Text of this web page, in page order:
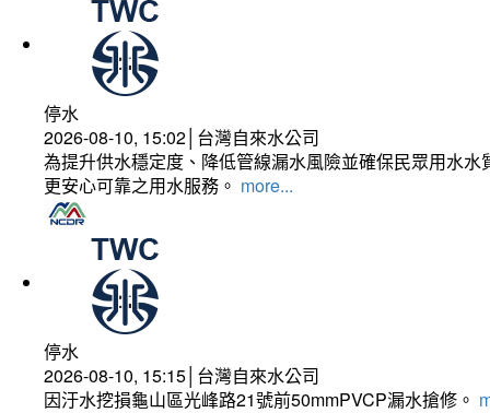
停水
2026-08-10, 15:02│台灣自來水公司
為提升供水穩定度、降低管線漏水風險並確保民眾用水
更安心可靠之用水服務。 more...
停水
2026-08-10, 15:15│台灣自來水公司
因汙水挖損龜山區光峰路21號前50mmPVCP漏水搶修。